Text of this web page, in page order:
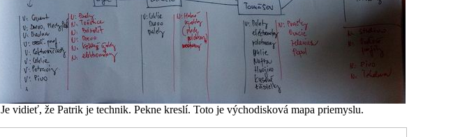
Je vidieť, že Patrik je technik. Pekne kreslí. Toto je východisková mapa priemyslu.